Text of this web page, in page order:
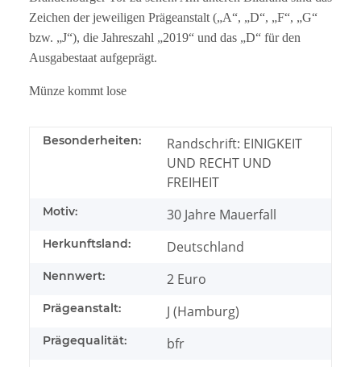
Zeichen der jeweiligen Prägeanstalt („A“, „D“, „F“, „G“
bzw. „J“), die Jahreszahl „2019“ und das „D“ für den
Ausgabestaat aufgeprägt.
Münze kommt lose
Besonderheiten:
Randschrift: EINIGKEIT
UND RECHT UND
FREIHEIT
Motiv: 30 Jahre Mauerfall
Herkunftsland: Deutschland
Nennwert: 2 Euro
Prägeanstalt: J (Hamburg)
Prägequalität: bfr